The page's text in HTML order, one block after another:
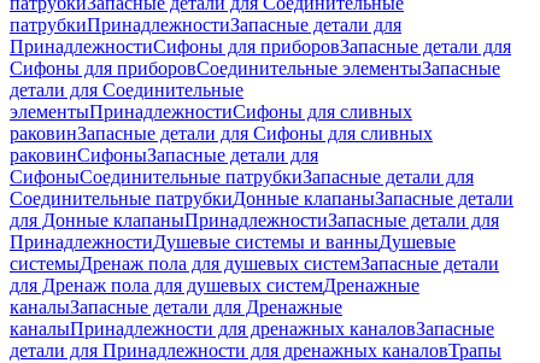
патрубкиПринадлежностиЗапасные детали для
ПринадлежностиСифоны для приборовЗапасные детали для
Сифоны для приборовСоединительные элементыЗапасные
детали для Соединительные
элементыПринадлежностиСифоны для сливных
раковинЗапасные детали для Сифоны для сливных
раковинСифоныЗапасные детали для
СифоныСоединительные патрубкиЗапасные детали для
Соединительные патрубкиДонные клапаныЗапасные детали
для Донные клапаныПринадлежностиЗапасные детали для
ПринадлежностиДушевые системы и ванныДушевые
системыДренаж пола для душевых системЗапасные детали
для Дренаж пола для душевых системДренажные
каналыЗапасные детали для Дренажные
каналыПринадлежности для дренажных каналовЗапасные
детали для Принадлежности для дренажных каналовТрапы